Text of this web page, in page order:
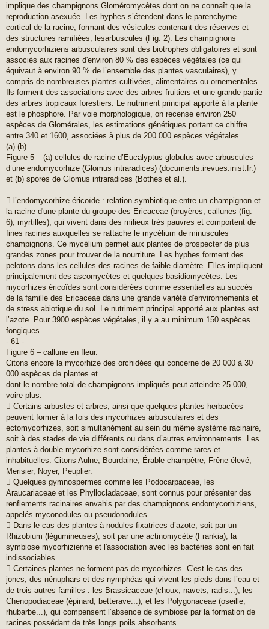
implique des champignons Gloméromycètes dont on ne connaît que la
reproduction asexuée. Les hyphes s’étendent dans le parenchyme
cortical de la racine, formant des vésicules contenant des réserves et
des structures ramifiées, lesarbuscules (Fig. 2). Les champignons
endomycorhiziens arbusculaires sont des biotrophes obligatoires et sont
associés aux racines d'environ 80 % des espèces végétales (ce qui
équivaut à environ 90 % de l’ensemble des plantes vasculaires), y
compris de nombreuses plantes cultivées, alimentaires ou ornementales.
Ils forment des associations avec des arbres fruitiers et une grande partie
des arbres tropicaux forestiers. Le nutriment principal apporté à la plante
est le phosphore. Par voie morphologique, on recense environ 250
espèces de Glomérales, les estimations génétiques portant ce chiffre
entre 340 et 1600, associées à plus de 200 000 espèces végétales.
(a) (b)
Figure 5 – (a) cellules de racine d’Eucalyptus globulus avec arbuscules
d’une endomycorhize (Glomus intraradices) (documents.irevues.inist.fr.)
et (b) spores de Glomus intraradices (Bothes et al.).
 l’endomycorhize éricoïde : relation symbiotique entre un champignon et
la racine d'une plante du groupe des Ericaceae (bruyères, callunes (fig.
6), myrtilles), qui vivent dans des milieux très pauvres et comportent de
fines racines auxquelles se rattache le mycélium de minuscules
champignons. Ce mycélium permet aux plantes de prospecter de plus
grandes zones pour trouver de la nourriture. Les hyphes forment des
pelotons dans les cellules des racines de faible diamètre. Elles impliquent
principalement des ascomycètes et quelques basidiomycètes. Les
mycorhizes éricoïdes sont considérées comme essentielles au succès
de la famille des Ericaceae dans une grande variété d'environnements et
de stress abiotique du sol. Le nutriment principal apporté aux plantes est
l’azote. Pour 3900 espèces végétales, il y a au minimum 150 espèces
fongiques.
- 61 -
Figure 6 – callune en fleur.
Citons encore la mycorhize des orchidées qui concerne de 20 000 à 30
000 espèces de plantes et
dont le nombre total de champignons impliqués peut atteindre 25 000,
voire plus.
 Certains arbustes et arbres, ainsi que quelques plantes herbacées
peuvent former à la fois des mycorhizes arbusculaires et des
ectomycorhizes, soit simultanément au sein du même système racinaire,
soit à des stades de vie différents ou dans d’autres environnements. Les
plantes à double mycorhize sont considérées comme rares et
inhabituelles. Citons Aulne, Bourdaine, Érable champêtre, Frêne élevé,
Merisier, Noyer, Peuplier.
 Quelques gymnospermes comme les Podocarpaceae, les
Araucariaceae et les Phyllocladaceae, sont connus pour présenter des
renflements racinaires envahis par des champignons endomycorhiziens,
appelés myconodules ou pseudonodules.
 Dans le cas des plantes à nodules fixatrices d’azote, soit par un
Rhizobium (légumineuses), soit par une actinomycète (Frankia), la
symbiose mycorhizienne et l'association avec les bactéries sont en fait
indissociables.
 Certaines plantes ne forment pas de mycorhizes. C'est le cas des
joncs, des nénuphars et des nymphéas qui vivent les pieds dans l’eau et
de trois autres familles : les Brassicaceae (choux, navets, radis...), les
Chenopodiaceae (épinard, betterave...), et les Polygonaceae (oseille,
rhubarbe...), qui compensent l’absence de symbiose par la formation de
racines possédant de très longs poils absorbants.